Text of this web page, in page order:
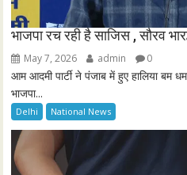
भाजपा रच रही है साजिस , सौरव
May 7, 2026 admin 0
आम आदमी पार्टी ने पंजाब में हुए हालिया बम
भाजपा...
Delhi National News